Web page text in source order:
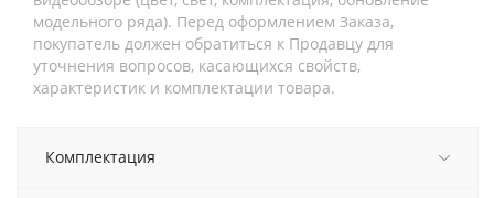
модельного ряда). Перед оформлением Заказа,
покупатель должен обратиться к Продавцу для
уточнения вопросов, касающихся свойств,
характеристик и комплектации товара.
Комплектация